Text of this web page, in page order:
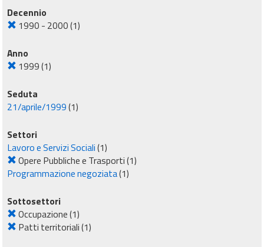
Decennio
1990 - 2000(1)
Anno
1999(1)
Seduta
21/aprile/1999(1)
Settori
Lavoro e Servizi Sociali(1)
Opere Pubbliche e Trasporti(1)
Programmazione negoziata(1)
Sottosettori
Occupazione(1)
Patti territoriali(1)